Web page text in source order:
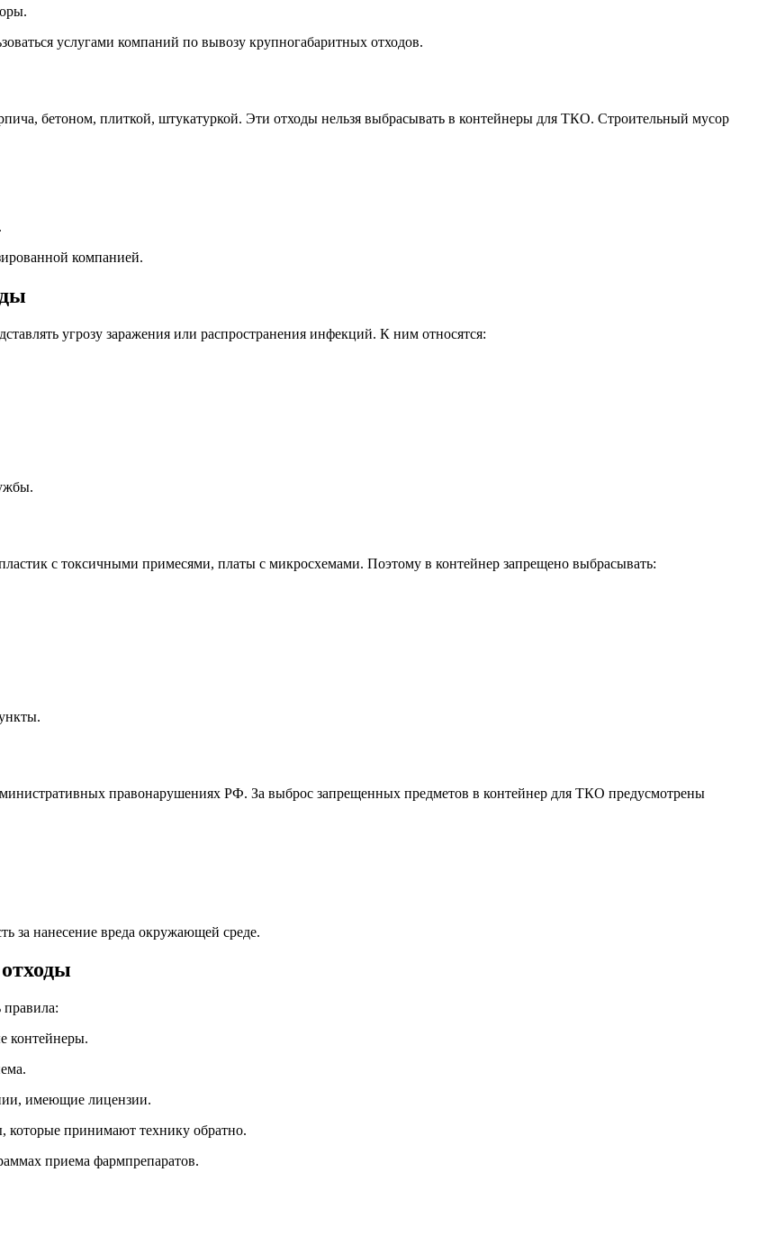
услугами компаний по вывозу крупногабаритных отходов.
бетоном, плиткой, штукатуркой. Эти отходы нельзя выбрасывать в контейнеры для ТКО. Строительный мусор
компанией.
угрозу заражения или распространения инфекций. К ним относятся:
с токсичными примесями, платы с микросхемами. Поэтому в контейнер запрещено выбрасывать:
правонарушениях РФ. За выброс запрещенных предметов в контейнер для ТКО предусмотрены
за нанесение вреда окружающей среде.
контейнеры.
имеющие лицензии.
которые принимают технику обратно.
приема фармпрепаратов.